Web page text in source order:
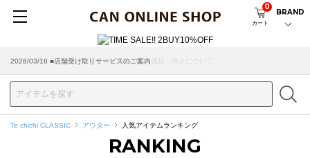
カート
0
BRAND
2026/07/29 ■【お知らせ】ヤマト運輸の配送遅延・停止について
2026/03/18 ■店舗受け取りサービスのご案内
Te chichi CLASSIC アウター 人気アイテムランキング
RANKING